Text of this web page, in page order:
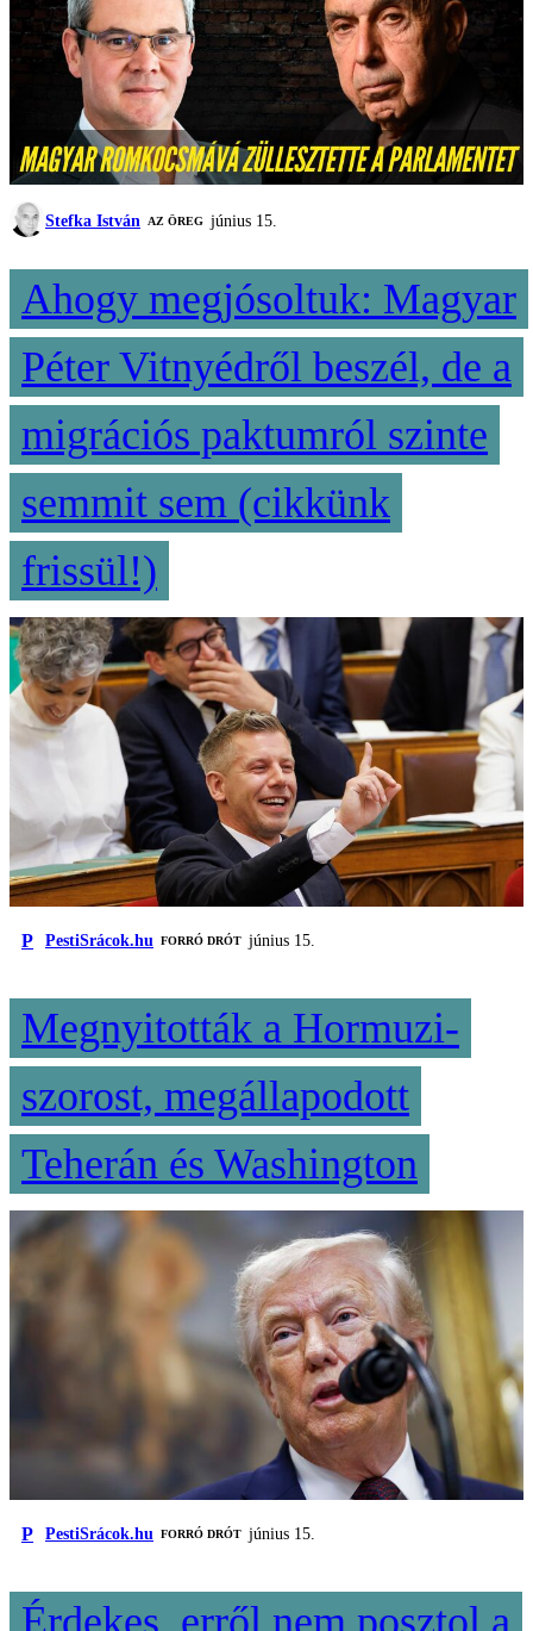
Stefka István AZ ÖREG június 15.
Ahogy megjósoltuk: Magyar
Péter Vitnyédről beszél, de a
migrációs paktumról szinte
semmit sem (cikkünk
frissül!)
P PestiSrácok.hu FORRÓ DRÓT június 15.
Megnyitották a Hormuzi-
szorost, megállapodott
Teherán és Washington
P PestiSrácok.hu FORRÓ DRÓT június 15.
Érdekes, erről nem posztol a